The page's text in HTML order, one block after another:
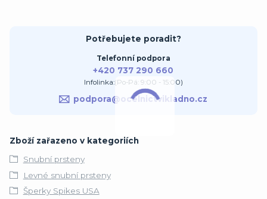
Potřebujete poradit?
Telefonní podpora
+420 737 290 660
Infolinka:(Po-Pá: 9:00 - 15:00)
podpora@ocelnictvikladno.cz
Zboží zařazeno v kategoriích
Snubní prsteny
Levné snubní prsteny
Šperky Spikes USA